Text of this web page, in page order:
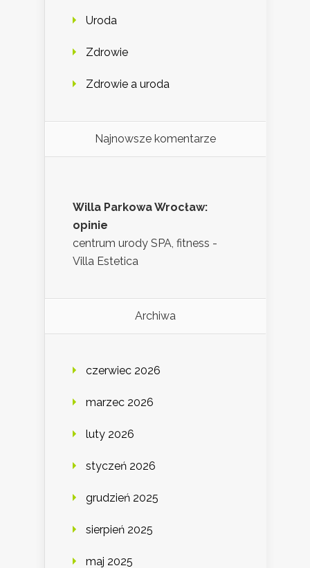
Uroda
Zdrowie
Zdrowie a uroda
Najnowsze komentarze
Willa Parkowa Wrocław:
opinie
centrum urody SPA, fitness -
Villa Estetica
Archiwa
czerwiec 2026
marzec 2026
luty 2026
styczeń 2026
grudzień 2025
sierpień 2025
maj 2025